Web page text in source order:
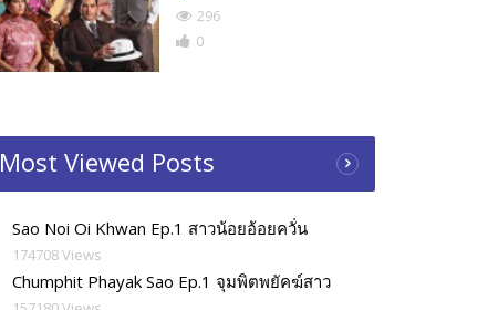
296
0
Most Viewed Posts
Sao Noi Oi Khwan Ep.1 สาวน้อยอ้อยควั่น
174708 Views
Chumphit Phayak Sao Ep.1 จุมพิตพยัคฆ์สาว